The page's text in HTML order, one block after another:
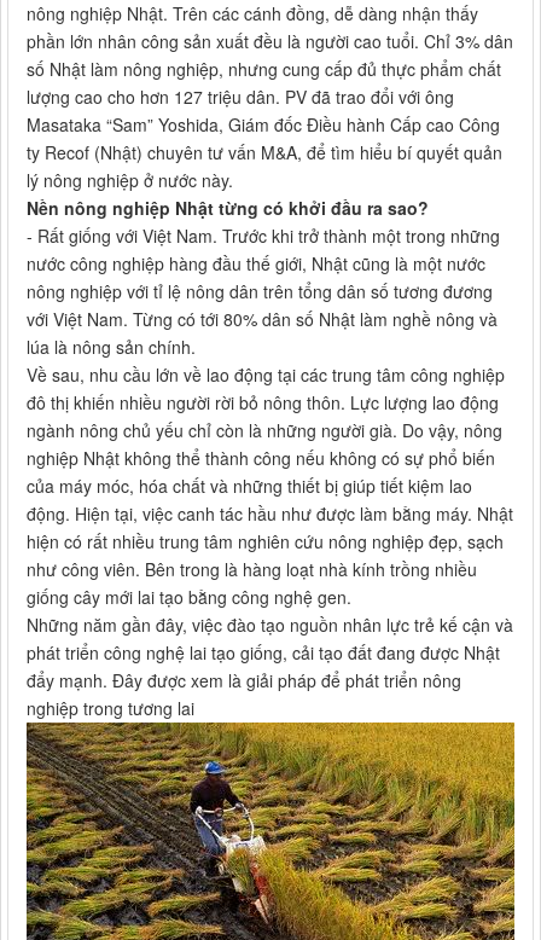
nông nghiệp Nhật. Trên các cánh đồng, dễ dàng nhận thấy
phần lớn nhân công sản xuất đều là người cao tuổi. Chỉ 3% dân
số Nhật làm nông nghiệp, nhưng cung cấp đủ thực phẩm chất
lượng cao cho hơn 127 triệu dân. PV đã trao đổi với ông
Masataka “Sam” Yoshida, Giám đốc Ðiều hành Cấp cao Công
ty Recof (Nhật) chuyên tư vấn M&A, để tìm hiểu bí quyết quản
lý nông nghiệp ở nước này.
Nền nông nghiệp Nhật từng có khởi đầu ra sao?
- Rất giống với Việt Nam. Trước khi trở thành một trong những
nước công nghiệp hàng đầu thế giới, Nhật cũng là một nước
nông nghiệp với tỉ lệ nông dân trên tổng dân số tương đương
với Việt Nam. Từng có tới 80% dân số Nhật làm nghề nông và
lúa là nông sản chính.
Về sau, nhu cầu lớn về lao động tại các trung tâm công nghiệp
đô thị khiến nhiều người rời bỏ nông thôn. Lực lượng lao động
ngành nông chủ yếu chỉ còn là những người già. Do vậy, nông
nghiệp Nhật không thể thành công nếu không có sự phổ biến
của máy móc, hóa chất và những thiết bị giúp tiết kiệm lao
động. Hiện tại, việc canh tác hầu như được làm bằng máy. Nhật
hiện có rất nhiều trung tâm nghiên cứu nông nghiệp đẹp, sạch
như công viên. Bên trong là hàng loạt nhà kính trồng nhiều
giống cây mới lai tạo bằng công nghệ gen.
Những năm gần đây, việc đào tạo nguồn nhân lực trẻ kế cận và
phát triển công nghệ lai tạo giống, cải tạo đất đang được Nhật
đẩy mạnh. Đây được xem là giải pháp để phát triển nông
nghiệp trong tương lai